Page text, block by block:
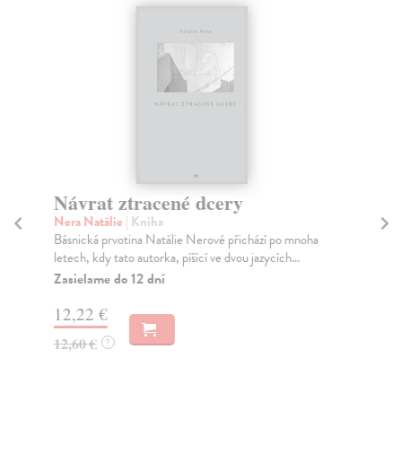
Návrat ztracené dcery
Nera Natálie | Kniha
Básnická prvotina Natálie Nerové přichází po mnoha
letech, kdy tato autorka, píšící ve dvou jazycích...
Zasielame do 12 dní
12,22 €
12,60 € ?